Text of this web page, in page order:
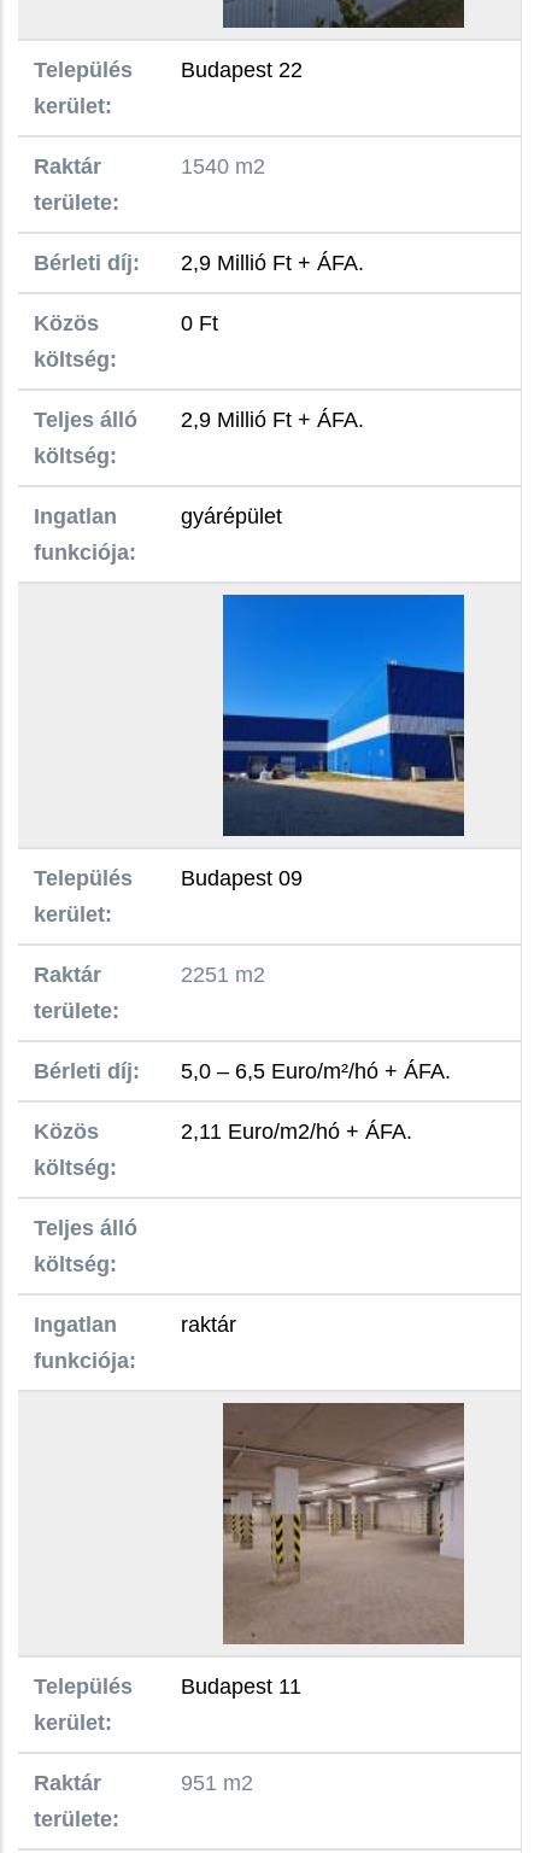
Település
kerület:
Budapest 22
Raktár
területe:
1540 m2
Bérleti díj: 2,9 Millió Ft + ÁFA.
Közös
költség:
0 Ft
Teljes álló
költség:
2,9 Millió Ft + ÁFA.
Ingatlan
funkciója:
gyárépület
Település
kerület:
Budapest 09
Raktár
területe:
2251 m2
Bérleti díj: 5,0 – 6,5 Euro/m²/hó + ÁFA.
Közös
költség:
2,11 Euro/m2/hó + ÁFA.
Teljes álló
költség:
Ingatlan
funkciója:
raktár
Település
kerület:
Budapest 11
Raktár
területe:
951 m2